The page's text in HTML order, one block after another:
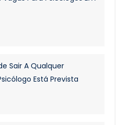
Sair A Qualquer
Está Prevista